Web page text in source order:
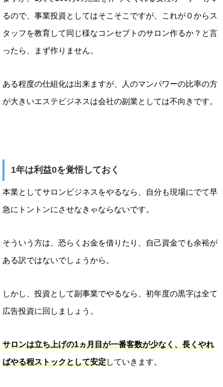
るので、事業投資としてはそこそこですが、これが０からス
タッフを教育して同じ様なコンセプトのサロン作るか？と言
ったら、まず作りません。
ある程度の仕組化は出来ますが、人のマンパワーの比率の方
が大きいエステビジネスは会社の副業としては不向きです。
1年は利益0を覚悟しておく
本業としてサロンビジネスをやるなら、自分も現場にでて早
急にトントンにさせなきゃならないです。
そういう方は、恐らくお金を借りたり、自己資金でも余裕が
ある訳ではないでしょうから。
しかし、投資として副事業でやるなら、初年度の黒字は全て
広告投資に回しましょう。
サロンは立ち上げの1ヵ月目が一番客数が少なく、長くやれ
ばやる程ストックとして安定していきます。